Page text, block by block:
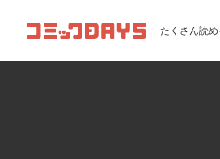
コミックDAYS たくさん読